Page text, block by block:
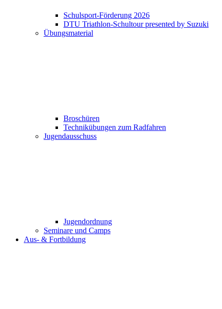
Schulsport-Förderung 2026
DTU Triathlon-Schultour presented by Suzuki
Übungsmaterial
Broschüren
Technikübungen zum Radfahren
Jugendausschuss
Jugendordnung
Seminare und Camps
Aus- & Fortbildung